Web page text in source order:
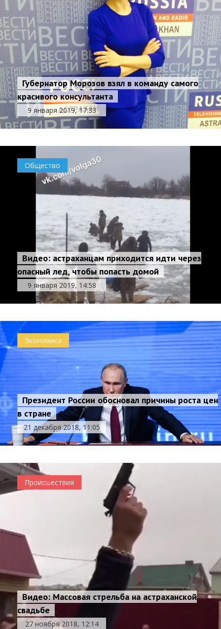
Губернатор Морозов взял в команду самого
красивого консультанта
9 января 2019, 17:33
Общество
Видео: астраханцам приходится идти через
опасный лед, чтобы попасть домой
9 января 2019, 14:58
Экономика
Президент России обосновал причины роста цен
в стране
21 декабря 2018, 11:05
Происшествия
Видео: Массовая стрельба на астраханской
свадьбе
27 ноября 2018, 12:14